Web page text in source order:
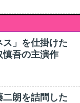
」を仕掛けた
慎吾の主演作
朗を詰問した